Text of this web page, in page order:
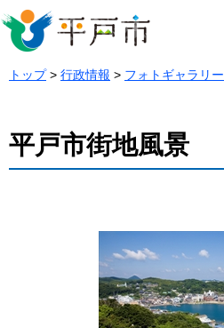
トップ> 行政情報 > フォトギャラリー
平戸市街地風景